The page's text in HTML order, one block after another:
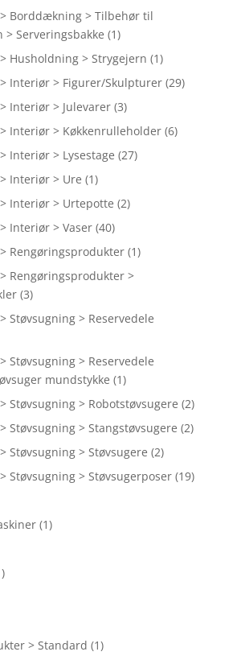
Borddækning > Tilbehør til
Serveringsbakke (1)
Husholdning > Strygejern (1)
Interiør > Figurer/Skulpturer (29)
Interiør > Julevarer (3)
Interiør > Køkkenrulleholder (6)
Interiør > Lysestage (27)
Interiør > Ure (1)
Interiør > Urtepotte (2)
Interiør > Vaser (40)
Rengøringsprodukter (1)
Rengøringsprodukter >
(3)
Støvsugning > Reservedele
Støvsugning > Reservedele
mundstykke (1)
Støvsugning > Robotstøvsugere (2)
Støvsugning > Stangstøvsugere (2)
Støvsugning > Støvsugere (2)
Støvsugning > Støvsugerposer (19)
(1)
> Standard (1)